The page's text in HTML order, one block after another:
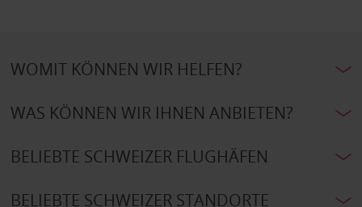
WOMIT KÖNNEN WIR HELFEN?
WAS KÖNNEN WIR IHNEN ANBIETEN?
BELIEBTE SCHWEIZER FLUGHÄFEN
BELIEBTE SCHWEIZER STANDORTE